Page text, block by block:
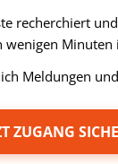
recherchiert
wenigen Minuten
Meldungen
ZUGANG